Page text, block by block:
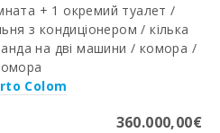
+ 1 окремий туалет /
з кондиціонером / кілька
на дві машини / комора /
Colom
360.000,00€